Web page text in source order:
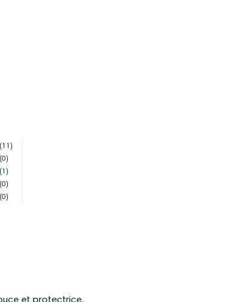
(11)
(0)
(1)
(0)
(0)
et protectrice.